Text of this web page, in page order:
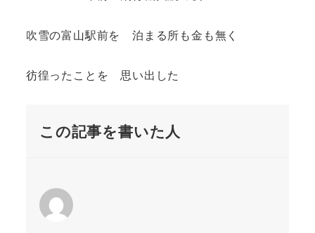
吹雪の富山駅前を 泊まる所も金も無く
彷徨ったことを 思い出した
この記事を書いた人